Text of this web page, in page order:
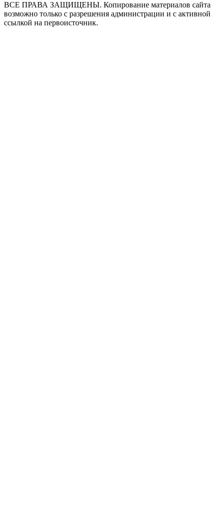
ВСЕ ПРАВА ЗАЩИЩЕНЫ. Копирование материалов сайта
возможно только с разрешения администрации и с активной
ссылкой на первоисточник.